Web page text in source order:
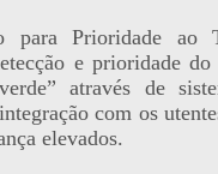
para Prioridade ao
e prioridade
através de
com os
elevados.